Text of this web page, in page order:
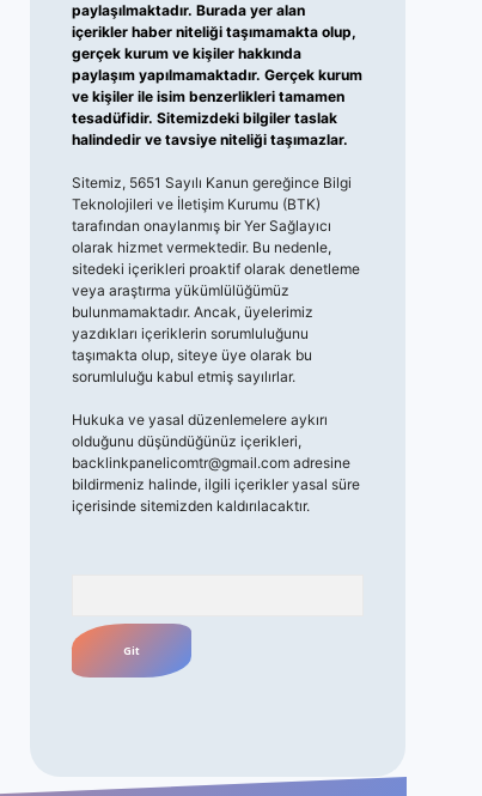
paylaşılmaktadır. Burada yer alan
içerikler haber niteliği taşımamakta olup,
gerçek kurum ve kişiler hakkında
paylaşım yapılmamaktadır. Gerçek kurum
ve kişiler ile isim benzerlikleri tamamen
tesadüfidir. Sitemizdeki bilgiler taslak
halindedir ve tavsiye niteliği taşımazlar.
Sitemiz, 5651 Sayılı Kanun gereğince Bilgi
Teknolojileri ve İletişim Kurumu (BTK)
tarafından onaylanmış bir Yer Sağlayıcı
olarak hizmet vermektedir. Bu nedenle,
sitedeki içerikleri proaktif olarak denetleme
veya araştırma yükümlülüğümüz
bulunmamaktadır. Ancak, üyelerimiz
yazdıkları içeriklerin sorumluluğunu
taşımakta olup, siteye üye olarak bu
sorumluluğu kabul etmiş sayılırlar.
Hukuka ve yasal düzenlemelere aykırı
olduğunu düşündüğünüz içerikleri,
backlinkpanelicomtr@gmail.comadresine
bildirmeniz halinde, ilgili içerikler yasal süre
içerisinde sitemizden kaldırılacaktır.